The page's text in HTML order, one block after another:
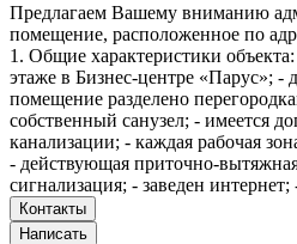
Предлагаем Вашему вниманию
помещение, расположенное по
1. Общие характеристики объекта:
этаже в Бизнес-центре «Парус»; -
помещение разделено
собственный санузел; - имеется
канализации; - каждая рабочая
- действующая приточно-
сигнализация; - заведен
Контакты
Написать